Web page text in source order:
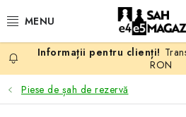
PROMOTII
ȘAH
RON
Piese de șah de rezervă